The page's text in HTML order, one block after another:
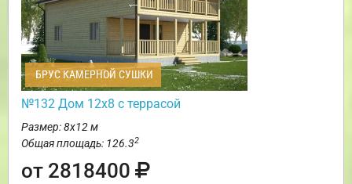
БРУС КАМЕРНОЙ СУШКИ
№132 Дом 12х8 с террасой
Размер: 8х12 м
Общая площадь: 126.32
от 2818400